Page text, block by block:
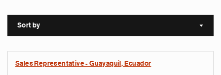
Sort by Sort
Sales Representative - Guayaquil, Ecuador